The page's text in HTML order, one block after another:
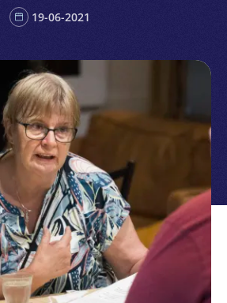
19-06-2021